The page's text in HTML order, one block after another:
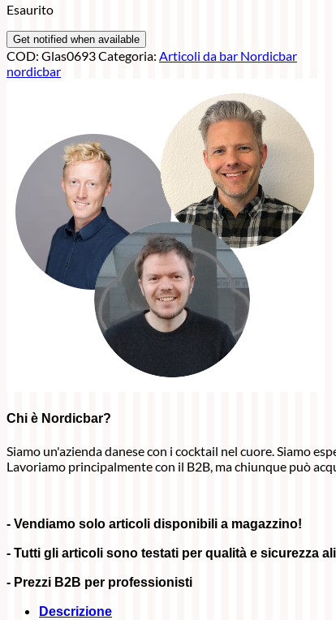
Esaurito
COD: Glas0693Categoria: Articoli da bar Nordicbar
nordicbar
Chi è Nordicbar?
Siamo un'azienda danese con i cocktail nel cuore. Siamo
Lavoriamo principalmente con il B2B, ma chiunque può
- Vendiamo solo articoli disponibili a magazzino!
- Tutti gli articoli sono testati per qualità e sicurezza
- Prezzi B2B per professionisti
Descrizione